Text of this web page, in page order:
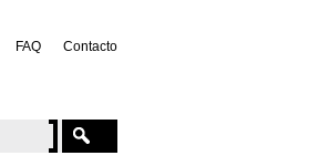
FAQ Contacto